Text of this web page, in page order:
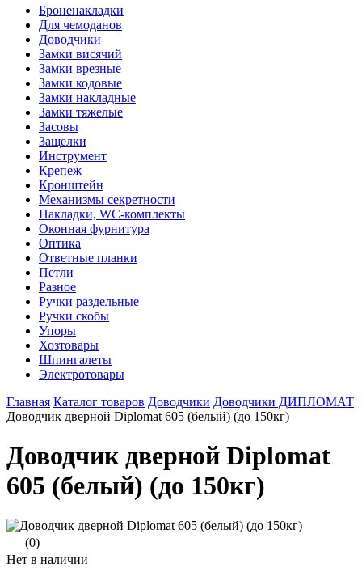
Броненакладки
Для чемоданов
Доводчики
Замки висячий
Замки врезные
Замки кодовые
Замки накладные
Замки тяжелые
Засовы
Защелки
Инструмент
Крепеж
Кронштейн
Механизмы секретности
Накладки, WC-комплекты
Оконная фурнитура
Оптика
Ответные планки
Петли
Разное
Ручки раздельные
Ручки скобы
Упоры
Хозтовары
Шпингалеты
Электротовары
Главная Каталог товаров Доводчики Доводчики ДИПЛОМАТ
Доводчик дверной Diplomat 605 (белый) (до 150кг)
Доводчик дверной Diplomat
605 (белый) (до 150кг)
(0)
Нет в наличии